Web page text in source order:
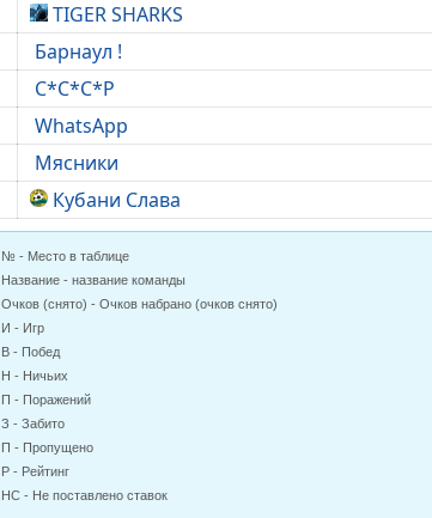
TIGER SHARKS
Барнаул !
С*С*С*Р
WhatsApp
Мясники
Кубани Слава
№ - Место в таблице
Название - название команды
Очков (снято) - Очков набрано (очков снято)
И - Игр
В - Побед
Н - Ничьих
П - Поражений
З - Забито
П - Пропущено
Р - Рейтинг
НС - Не поставлено ставок